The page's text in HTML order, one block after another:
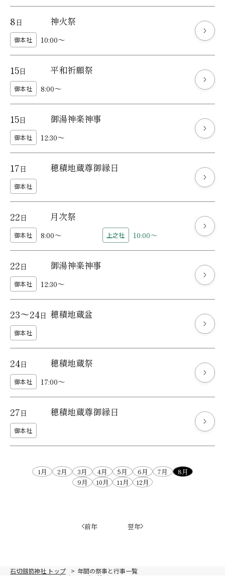
8 日 神火祭
御本社 10:00～
15日 平和祈願祭
御本社 8:00～
15日 御湯神楽神事
御本社 12:30～
17 日 穂積地蔵尊御縁日
御本社
22 日 月次祭
御本社 8:00～ 上之社 10:00～
22 日 御湯神楽神事
御本社 12:30～
23～24日 穂積地蔵盆
御本社
24日 穂積地蔵祭
御本社 17:00～
27 日 穂積地蔵尊御縁日
御本社
前年
1月 2月 3月 4月 5月 6月 7月
8月
9月
10月 11月 12月
翌年
石切劔箭神社 トップ 年間の祭事と行事一覧